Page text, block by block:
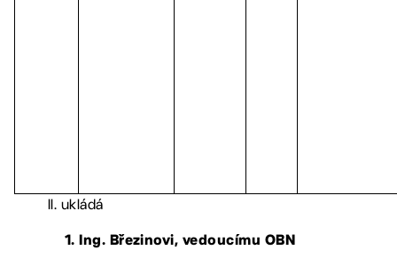
II. ukládá
1. Ing. Březinovi, vedoucímu OBN